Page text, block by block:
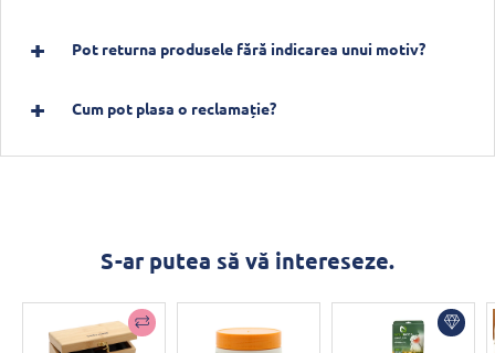
Pot returna produsele fără indicarea unui motiv?
Cum pot plasa o reclamație?
S-ar putea să vă intereseze.